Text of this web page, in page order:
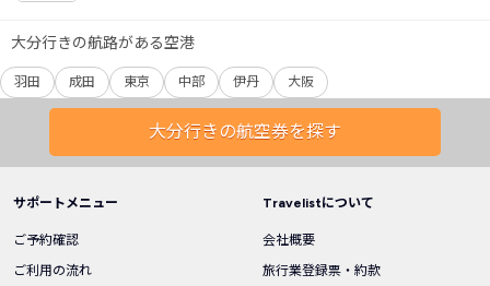
大分行きの航路がある空港
羽田 成田 東京 中部 伊丹 大阪
大分行きの航空券を探す
サポートメニュー
ご予約確認
ご利用の流れ
Travelistについて
会社概要
旅行業登録票・約款